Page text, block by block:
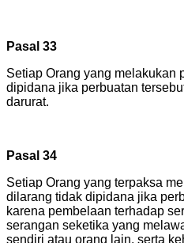
Pasal 33
Setiap Orang yang melakukan
dipidana jika perbuatan
darurat.
Pasal 34
Setiap Orang yang terpaksa
dilarang tidak dipidana jika
karena pembelaan terhadap
serangan seketika yang
sendiri atau orang lain, serta